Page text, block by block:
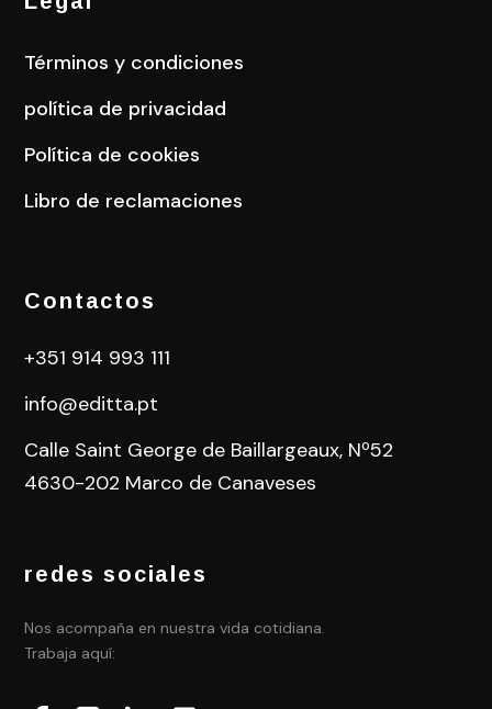
Términos y condiciones
política de privacidad
Política de cookies
Libro de reclamaciones
Contactos
+351 914 993 111
info@editta.pt
Calle Saint George de Baillargeaux, Nº52
4630-202 Marco de Canaveses
redes sociales
Nos acompaña en nuestra vida cotidiana.
Trabaja aquí: